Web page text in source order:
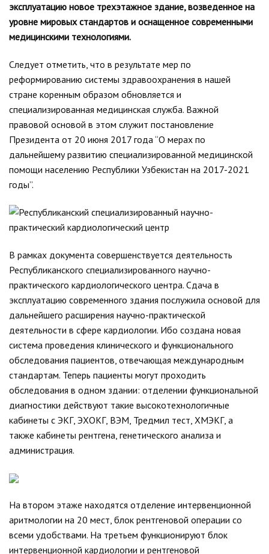
эксплуатацию новое трехэтажное здание, возведенное на
уровне мировых стандартов и оснащенное современными
медицинскими технологиями.
Следует отметить, что в результате мер по
реформированию системы здравоохранения в нашей
стране коренным образом обновляется и
специализированная медицинская служба. Важной
правовой основой в этом служит постановление
Президента от 20 июня 2017 года “О мерах по
дальнейшему развитию специализированной медицинской
помощи населению Республики Узбекистан на 2017-2021
годы”.
В рамках документа совершенствуется деятельность
Республиканского специализированного научно-
практического кардиологического центра. Сдача в
эксплуатацию современного здания послужила основой для
дальнейшего расширения научно-практической
деятельности в сфере кардиологии. Ибо создана новая
система проведения клинического и функционального
обследования пациентов, отвечающая международным
стандартам. Теперь пациенты могут проходить
обследования в одном здании: отделении функциональной
диагностики действуют такие высокотехнологичные
кабинеты с ЭКГ, ЭХОКГ, ВЭМ, Тредмил тест, ХМЭКГ, а
также кабинеты рентгена, генетического анализа и
администрация.
На втором этаже находятся отделение интервенционной
аритмологии на 20 мест, блок рентгеновой операции со
всеми удобствами. На третьем функционируют блок
интервенционной кардиологии и рентгеновой